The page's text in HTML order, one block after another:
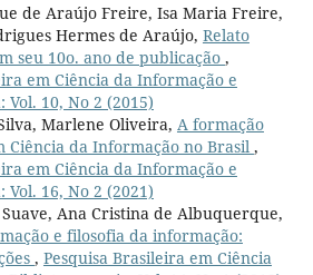
de Araújo Freire, Isa Maria Freire,
Hermes de Araújo, Relato
seu 10o. ano de publicação ,
em Ciência da Informação e
10, No 2 (2015)
Marlene Oliveira, A formação
Ciência da Informação no Brasil ,
em Ciência da Informação e
16, No 2 (2021)
Ana Cristina de Albuquerque,
e filosofia da informação:
, Pesquisa Brasileira em Ciência